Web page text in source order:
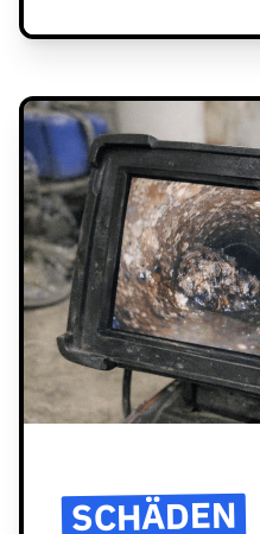
SCHÄDEN